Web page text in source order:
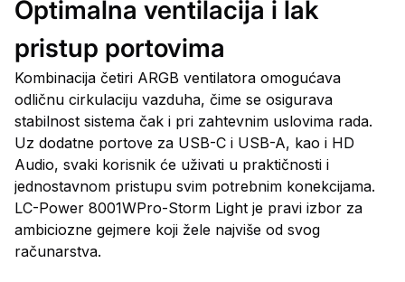
Optimalna ventilacija i lak
pristup portovima
Kombinacija četiri ARGB ventilatora omogućava
odličnu cirkulaciju vazduha, čime se osigurava
stabilnost sistema čak i pri zahtevnim uslovima rada.
Uz dodatne portove za USB-C i USB-A, kao i HD
Audio, svaki korisnik će uživati u praktičnosti i
jednostavnom pristupu svim potrebnim konekcijama.
LC-Power 8001WPro-Storm Light je pravi izbor za
ambiciozne gejmere koji žele najviše od svog
računarstva.